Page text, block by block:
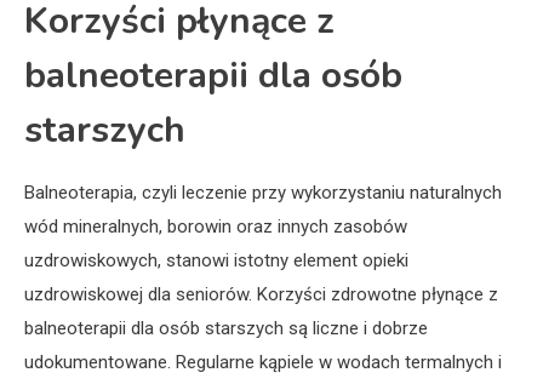
Korzyści płynące z
balneoterapii dla osób
starszych
Balneoterapia, czyli leczenie przy wykorzystaniu naturalnych
wód mineralnych, borowin oraz innych zasobów
uzdrowiskowych, stanowi istotny element opieki
uzdrowiskowej dla seniorów. Korzyści zdrowotne płynące z
balneoterapii dla osób starszych są liczne i dobrze
udokumentowane. Regularne kąpiele w wodach termalnych i